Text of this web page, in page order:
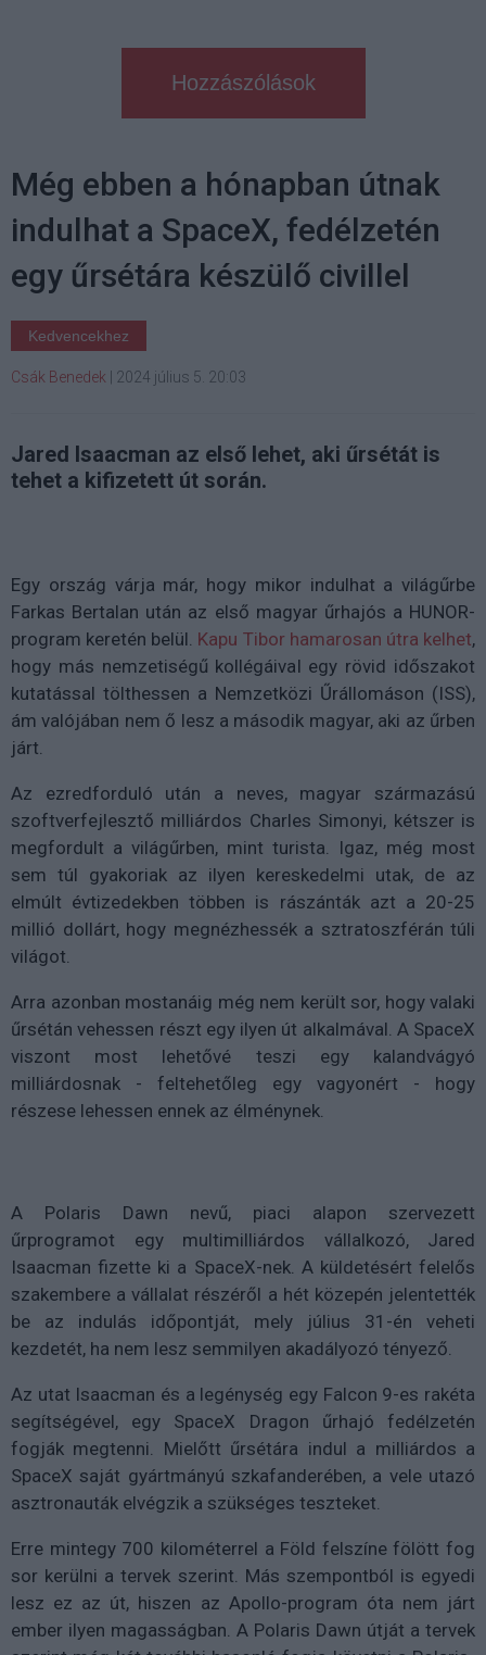
Hozzászólások
Még ebben a hónapban útnak
indulhat a SpaceX, fedélzetén
egy űrsétára készülő civillel
Kedvencekhez
Csák Benedek 2024 július 5. 20:03
Jared Isaacman az első lehet, aki űrsétát is
tehet a kifizetett út során.
Egy ország várja már, hogy mikor indulhat a világűrbe
Farkas Bertalan után az első magyar űrhajós a HUNOR-
program keretén belül. Kapu Tibor hamarosan útra kelhet,
hogy más nemzetiségű kollégáival egy rövid időszakot
kutatással tölthessen a Nemzetközi Űrállomáson (ISS),
ám valójában nem ő lesz a második magyar, aki az űrben
járt.
Az ezredforduló után a neves, magyar származású
szoftverfejlesztő milliárdos Charles Simonyi, kétszer is
megfordult a világűrben, mint turista. Igaz, még most
sem túl gyakoriak az ilyen kereskedelmi utak, de az
elmúlt évtizedekben többen is rászánták azt a 20-25
millió dollárt, hogy megnézhessék a sztratoszférán túli
világot.
Arra azonban mostanáig még nem került sor, hogy valaki
űrsétán vehessen részt egy ilyen út alkalmával. A SpaceX
viszont most lehetővé teszi egy kalandvágyó
milliárdosnak - feltehetőleg egy vagyonért - hogy
részese lehessen ennek az élménynek.
A Polaris Dawn nevű, piaci alapon szervezett
űrprogramot egy multimilliárdos vállalkozó, Jared
Isaacman fizette ki a SpaceX-nek. A küldetésért felelős
szakembere a vállalat részéről a hét közepén jelentették
be az indulás időpontját, mely július 31-én veheti
kezdetét, ha nem lesz semmilyen akadályozó tényező.
Az utat Isaacman és a legénység egy Falcon 9-es rakéta
segítségével, egy SpaceX Dragon űrhajó fedélzetén
fogják megtenni. Mielőtt űrsétára indul a milliárdos a
SpaceX saját gyártmányú szkafanderében, a vele utazó
asztronauták elvégzik a szükséges teszteket.
Erre mintegy 700 kilométerrel a Föld felszíne fölött fog
sor kerülni a tervek szerint. Más szempontból is egyedi
lesz ez az út, hiszen az Apollo-program óta nem járt
ember ilyen magasságban. A Polaris Dawn útját a tervek